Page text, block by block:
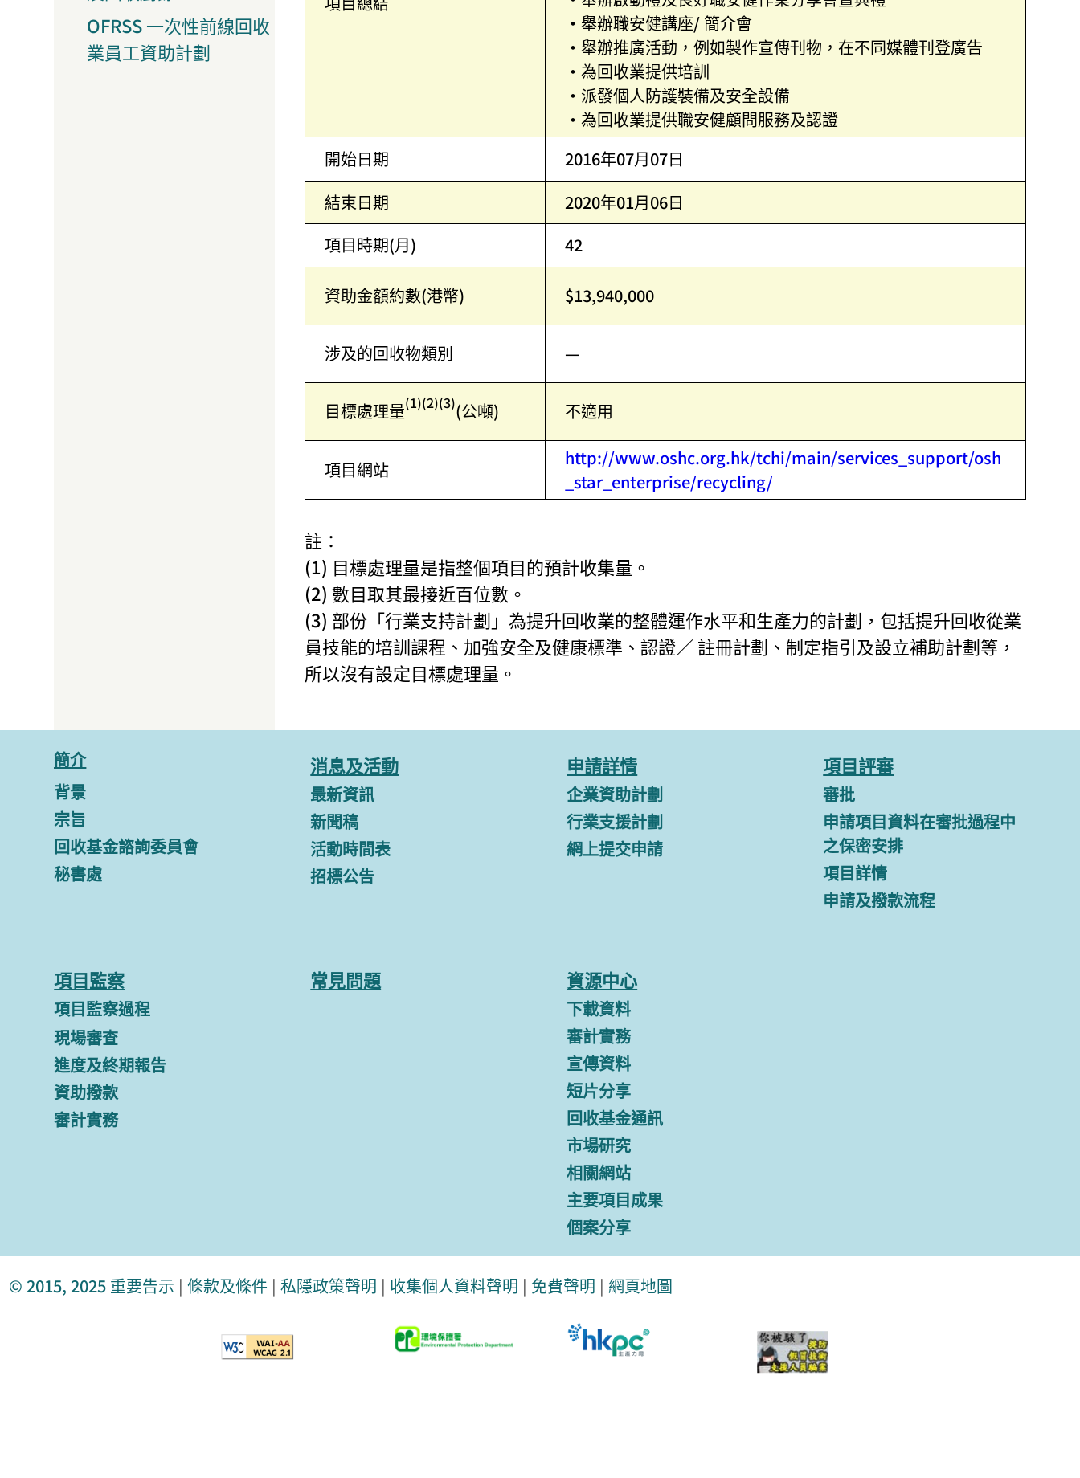
OFRSS 一次性前線回收
業員工資助計劃
•舉辦職安健講座/ 簡介會
•舉辦推廣活動，例如製作宣傳刊物，在不同媒體刊登廣告
•為回收業提供培訓
•派發個人防護裝備及安全設備
•為回收業提供職安健顧問服務及認證
開始日期
2016年07月07日
結束日期
2020年01月06日
項目時期(月)
42
資助金額約數(港幣) $13,940,000
涉及的回收物類別 —
目標處理量(1)(2)(3)(公噸) 不適用
項目網站
http://www.oshc.org.hk/tchi/main/services_support/osh
_star_enterprise/recycling/
註：
(1) 目標處理量是指整個項目的預計收集量。
(2) 數目取其最接近百位數。
(3) 部份「行業支持計劃」為提升回收業的整體運作水平和生產力的計劃，包括提升回收從業
員技能的培訓課程、加強安全及健康標準、認證／ 註冊計劃、制定指引及設立補助計劃等，
所以沒有設定目標處理量。
簡介
背景
宗旨
回收基金諮詢委員會
秘書處
消息及活動
最新資訊
新聞稿
活動時間表
招標公告
申請詳情
企業資助計劃
行業支援計劃
網上提交申請
項目評審
審批
申請項目資料在審批過程中
之保密安排
項目詳情
申請及撥款流程
項目監察
項目監察過程
現場審查
進度及終期報告
資助撥款
審計實務
常見問題 資源中心
下載資料
審計實務
宣傳資料
短片分享
回收基金通訊
市場研究
相關網站
主要項目成果
個案分享
© 2015, 2025 重要告示 | 條款及條件 | 私隱政策聲明 | 收集個人資料聲明 | 免費聲明 | 網頁地圖